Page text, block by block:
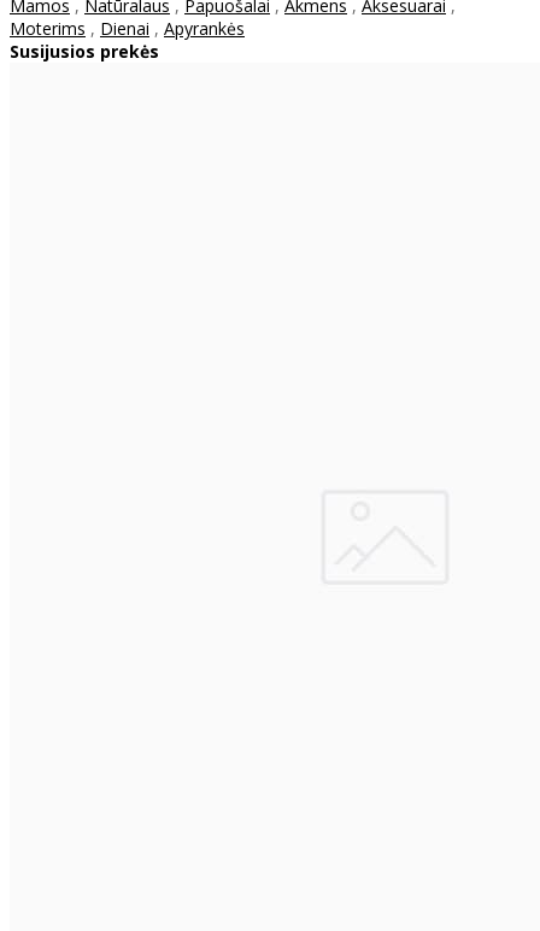
Mamos , Natūralaus , Papuošalai , Akmens , Aksesuarai ,
Moterims , Dienai , Apyrankės
Susijusios prekės